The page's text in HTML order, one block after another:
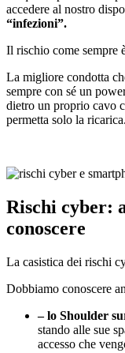
accedere al nostro
“infezioni”.
Il rischio come sempre
La migliore condotta
sempre con sé un
dietro un proprio cavo
permetta solo la ricarica.
Rischi cyber:
conoscere
La casistica dei rischi
Dobbiamo conoscere
– lo Shoulder
stando alle sue
accesso che